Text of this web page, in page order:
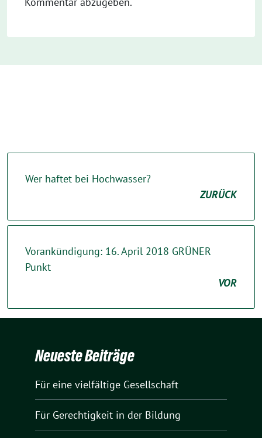
Wer haftet bei Hochwasser?
ZURÜCK
Vorankündigung: 16. April 2018 GRÜNER
Punkt
VOR
Neueste Beiträge
Für eine vielfältige Gesellschaft
Für Gerechtigkeit in der Bildung